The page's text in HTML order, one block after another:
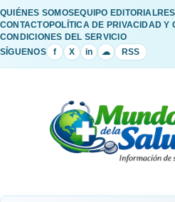
QUIÉNES SOMOSEQUIPO EDITORIAL
CONTACTOPOLÍTICA DE PRIVACIDAD Y
CONDICIONES DEL SERVICIO
SÍGUENOS
f X in ☁ RSS